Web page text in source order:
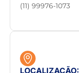
(11) 99976-1073
LOCALIZAÇÃO: